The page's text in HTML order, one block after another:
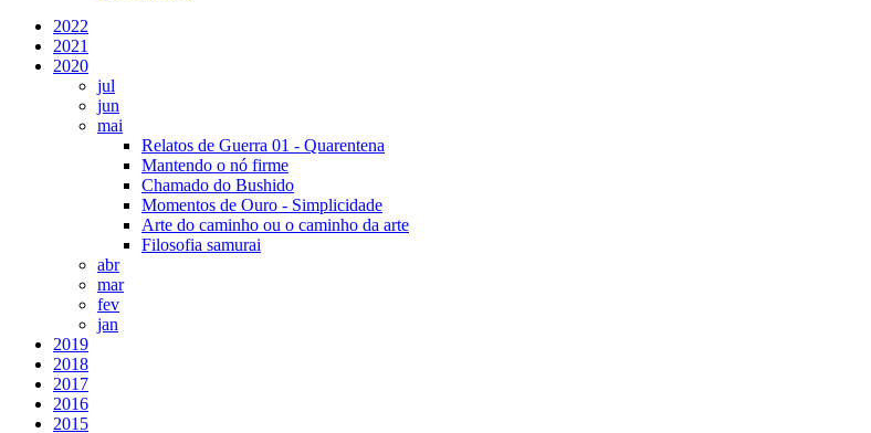
2022
2021
2020
jul
jun
mai
Relatos de Guerra 01 - Quarentena
Mantendo o nó firme
Chamado do Bushido
Momentos de Ouro - Simplicidade
Arte do caminho ou o caminho da arte
Filosofia samurai
abr
mar
fev
jan
2019
2018
2017
2016
2015